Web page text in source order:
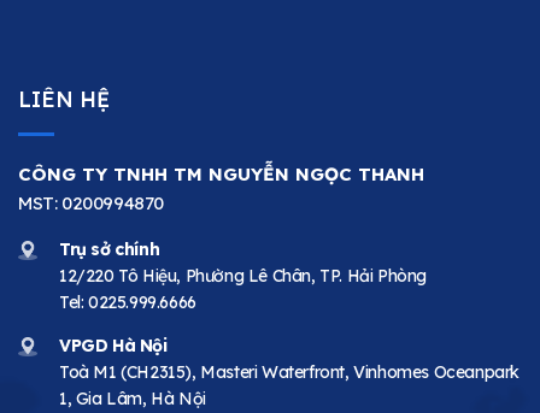
LIÊN HỆ
CÔNG TY TNHH TM NGUYỄN NGỌC THANH
MST: 0200994870
Trụ sở chính
12/220 Tô Hiệu, Phường Lê Chân, TP. Hải Phòng
Tel: 0225.999.6666
VPGD Hà Nội
Toà M1 (CH2315), Masteri Waterfront, Vinhomes Oceanpark
1, Gia Lâm, Hà Nội